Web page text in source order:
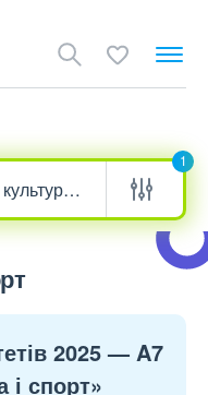
1
2025 — A7
і спорт»